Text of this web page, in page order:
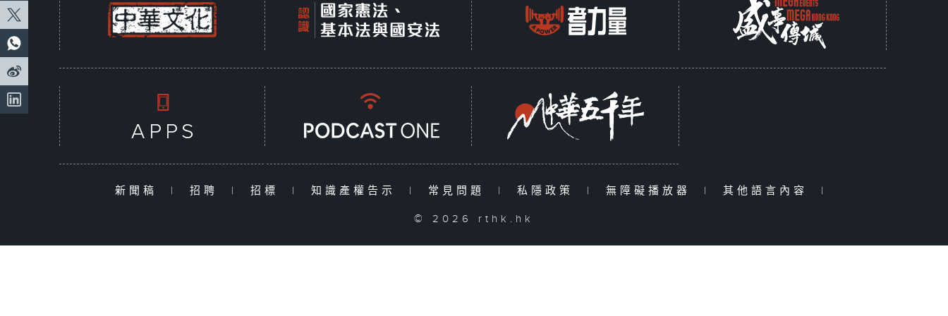
新聞稿 | 招聘 | 招標 | 知識產權告示 | 常見問題 | 私隱政策 | 無障礙播放器 | 其他語言內容 |
© 2026 rthk.hk